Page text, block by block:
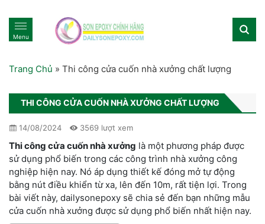
Menu
Trang Chủ » Thi công cửa cuốn nhà xưởng chất lượng
THI CÔNG CỬA CUỐN NHÀ XƯỞNG CHẤT LƯỢNG
14/08/2024 3569 lượt xem
Thi công cửa cuốn nhà xưởng là một phương pháp được
sử dụng phổ biến trong các công trình nhà xưởng công
nghiệp hiện nay. Nó áp dụng thiết kế đóng mở tự động
bằng nút điều khiển từ xa, lên đến 10m, rất tiện lợi. Trong
bài viết này, dailysonepoxy sẽ chia sẻ đến bạn những mẫu
cửa cuốn nhà xưởng được sử dụng phổ biến nhất hiện nay.